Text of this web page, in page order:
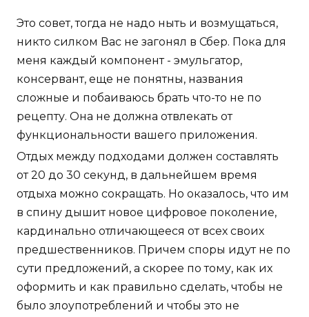
Это совет, тогда не надо ныть и возмущаться,
никто силком Вас не загонял в Сбер. Пока для
меня каждый компонент - эмульгатор,
консервант, еще не понятны, названия
сложные и побаиваюсь брать что-то не по
рецепту. Она не должна отвлекать от
функциональности вашего приложения.
Отдых между подходами должен составлять
от 20 до 30 секунд, в дальнейшем время
отдыха можно сокращать. Но оказалось, что им
в спину дышит новое цифровое поколение,
кардинально отличающееся от всех своих
предшественников. Причем споры идут не по
сути предложений, а скорее по тому, как их
оформить и как правильно сделать, чтобы не
было злоупотреблений и чтобы это не